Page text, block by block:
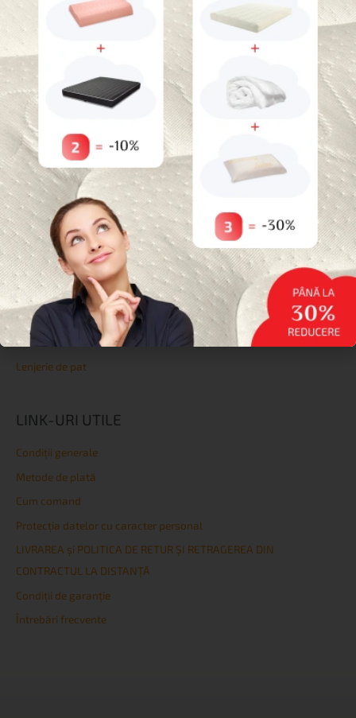
Categorii
Paturi pentru animale de companie
Uncategorized
Reduceri
Saltele
Topperе
Protecții
Perne
Paturi și Somiere
Lenjerie de pat
LINK-URI UTILE
Condiţii generale
Metode de plată
Cum comand
Protecția datelor cu caracter personal
LIVRAREA și POLITICA DE RETUR ȘI RETRAGEREA DIN
CONTRACTUL LA DISTANȚĂ
Condiţii de garanţie
Întrebări frecvente
reducere dacă cumpărați
*Nu este valabil pentru produse promotionale